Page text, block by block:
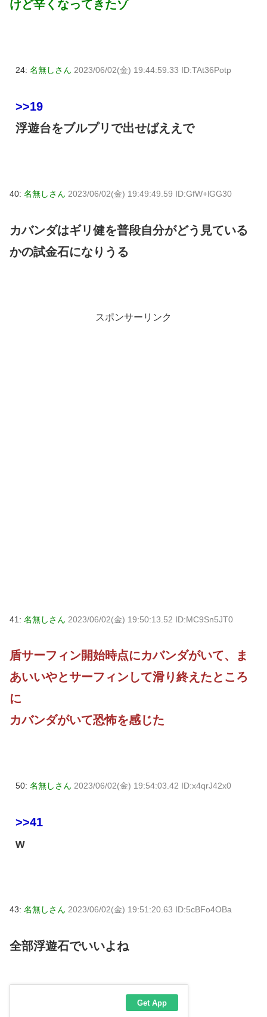
けど辛くなってきたゾ
24: 名無しさん 2023/06/02(金) 19:44:59.33 ID:TAt36Potp
>>19
浮遊台をブルプリで出せばええで
40: 名無しさん 2023/06/02(金) 19:49:49.59 ID:GfW+lGG30
カバンダはギリ健を普段自分がどう見ている
かの試金石になりうる
スポンサーリンク
41: 名無しさん 2023/06/02(金) 19:50:13.52 ID:MC9Sn5JT0
盾サーフィン開始時点にカバンダがいて、ま
あいいやとサーフィンして滑り終えたところ
に
カバンダがいて恐怖を感じた
50: 名無しさん 2023/06/02(金) 19:54:03.42 ID:x4qrJ42x0
>>41
w
43: 名無しさん 2023/06/02(金) 19:51:20.63 ID:5cBFo4OBa
全部浮遊石でいいよね